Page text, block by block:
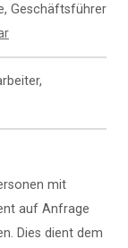
Geschäftsführer
mit
auf Anfrage
Dies dient dem